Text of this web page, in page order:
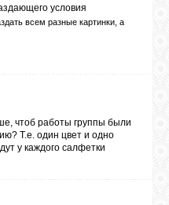
условия
всем разные картинки, а
чтоб работы группы были
Т.е. один цвет и одно
у каждого салфетки